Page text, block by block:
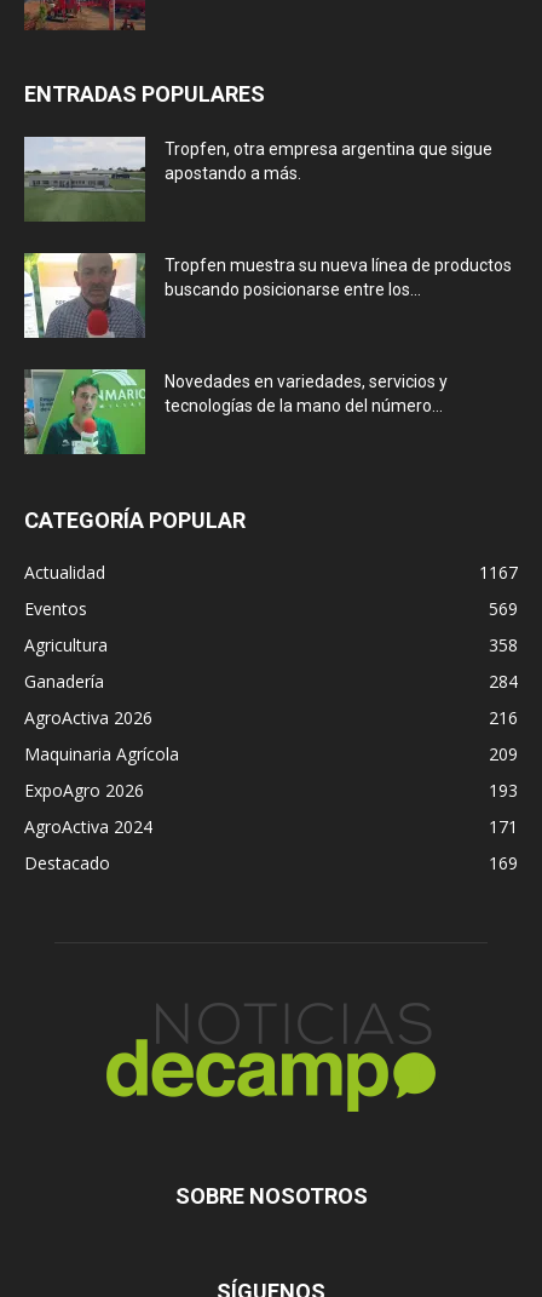
ENTRADAS POPULARES
Tropfen, otra empresa argentina que sigue
apostando a más.
Tropfen muestra su nueva línea de productos
buscando posicionarse entre los...
Novedades en variedades, servicios y
tecnologías de la mano del número...
CATEGORÍA POPULAR
Actualidad
1167
Eventos
569
Agricultura
358
Ganadería
284
AgroActiva 2026
216
Maquinaria Agrícola
209
ExpoAgro 2026
193
AgroActiva 2024
171
Destacado
169
SOBRE NOSOTROS
SÍGUENOS